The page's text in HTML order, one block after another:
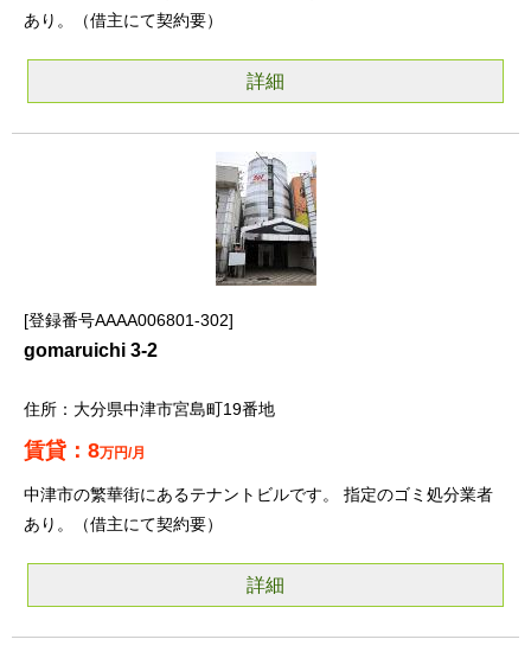
あり。（借主にて契約要）
詳細
登録番号AAAA006801-302
gomaruichi 3-2
大分県中津市宮島町19番地
8万円/月
中津市の繁華街にあるテナントビルです。 指定のゴミ処分業者
あり。（借主にて契約要）
詳細